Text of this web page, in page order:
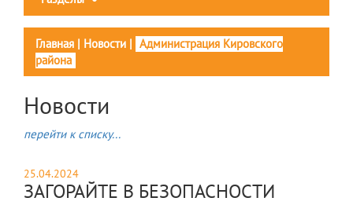
Главная | Новости | Администрация Кировского
района
Новости
перейти к списку...
25.04.2024
ЗАГОРАЙТЕ В БЕЗОПАСНОСТИ